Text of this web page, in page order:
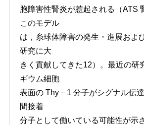
胞障害性腎炎が惹起される（ATS
このモデル
は，糸球体障害の発生・進展およ
研究に大
きく貢献してきた12）。最近の研
ギウム細胞
表面の Thy－1 分子がシグナル伝
間接着
分子として働いている可能性が示